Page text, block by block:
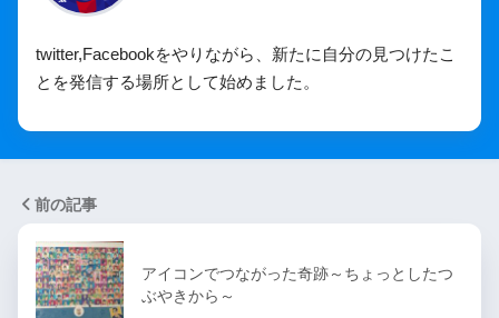
twitter,Facebookをやりながら、新たに自分の見つけたこ
とを発信する場所として始めました。
前の記事
アイコンでつながった奇跡～ちょっとしたつ
ぶやきから～